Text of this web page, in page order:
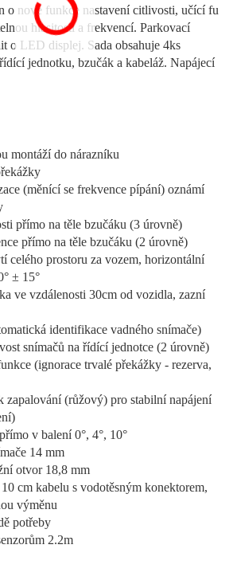
o nové funkce nastavení citlivosti, učící fu
hlasitostí a frekvencí. Parkovací
o LED displej. Sada obsahuje 4ks
jednotku, bzučák a kabeláž. Napájecí
montáží do nárazníku
(měnící se frekvence pípání) oznámí
přímo na těle bzučáku (3 úrovně)
přímo na těle bzučáku (2 úrovně)
celého prostoru za vozem, horizontální
± 15°
ve vzdálenosti 30cm od vozidla, zazní
identifikace vadného snímače)
snímačů na řídící jednotce (2 úrovně)
(ignorace trvalé překážky - rezerva,
zapalování (růžový) pro stabilní napájení
v balení 0°, 4°, 10°
14 mm
otvor 18,8 mm
cm kabelu s vodotěsným konektorem,
výměnu
potřeby
2.2m